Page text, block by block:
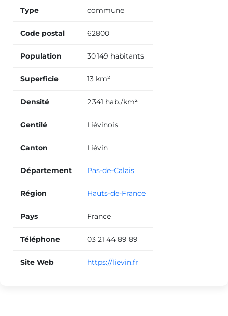
Type commune
Code postal 62800
Population 30 149 habitants
Superficie 13 km²
Densité 2 341 hab./km²
Gentilé Liévinois
Canton Liévin
Département Pas-de-Calais
Région Hauts-de-France
Pays France
Téléphone 03 21 44 89 89
Site Web https://lievin.fr